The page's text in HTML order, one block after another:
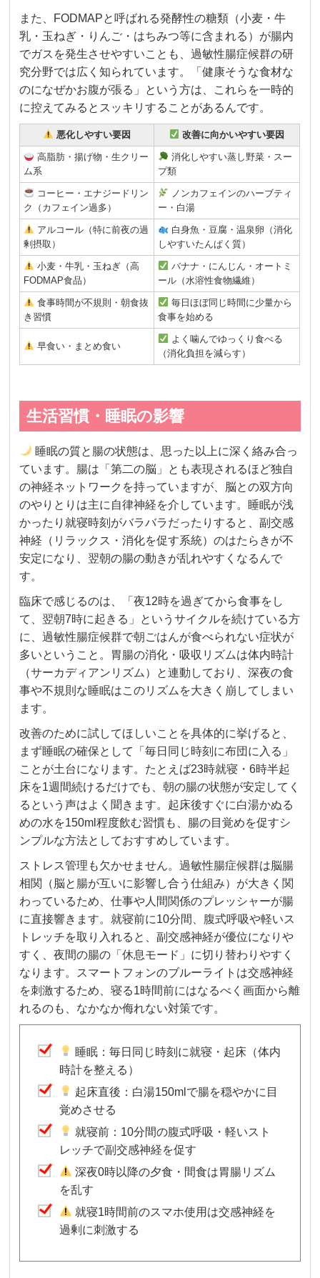
また、FODMAPと呼ばれる発酵性の糖類（小麦・牛
乳・玉ねぎ・りんご・はちみつ等に含まれる）が腸内
でガスを発生させやすいことも、過敏性腸症候群の研
究分野では広く知られています。「健康そうな食材な
のになぜかお腹が張る」という方は、これらを一時的
に控えてみるとスッキリすることがあるんです。
悪化しやすい要因 改善に向かいやすい要因
高脂肪・揚げ物・生クリー
ム系
消化しやすい蒸し野菜・スー
プ類
コーヒー・エナジードリン
ク（カフェイン過多）
ノンカフェインのハーブティ
ー・白湯
アルコール（特に前夜の過
剰摂取）
白身魚・豆腐・温泉卵（消化
しやすいたんぱく質）
小麦・牛乳・玉ねぎ（高
FODMAP食品）
バナナ・にんじん・オートミ
ール（水溶性食物繊維）
食事時間が不規則・朝食抜
き習慣
毎日ほぼ同じ時間に少量から
食事を始める
早食い・まとめ食い
よく噛んでゆっくり食べる
（消化負担を減らす）
生活習慣・睡眠の影響
睡眠の質と腸の状態は、思った以上に深く絡み合っ
ています。腸は「第二の脳」とも表現されるほど独自
の神経ネットワークを持っていますが、脳との双方向
のやりとりは主に自律神経を介しています。睡眠が浅
かったり就寝時刻がバラバラだったりすると、副交感
神経（リラックス・消化を促す系統）のはたらきが不
安定になり、翌朝の腸の動きが乱れやすくなるんで
す。
臨床で感じるのは、「夜12時を過ぎてから食事をし
て、翌朝7時に起きる」というサイクルを続けている方
に、過敏性腸症候群で朝ごはんが食べられない症状が
多いということ。胃腸の消化・吸収リズムは体内時計
（サーカディアンリズム）と連動しており、深夜の食
事や不規則な睡眠はこのリズムを大きく崩してしまい
ます。
改善のために試してほしいことを具体的に挙げると、
まず睡眠の確保として「毎日同じ時刻に布団に入る」
ことが土台になります。たとえば23時就寝・6時半起
床を1週間続けるだけでも、朝の腸の状態が安定してく
るという声はよく聞きます。起床後すぐに白湯かぬる
めの水を150ml程度飲む習慣も、腸の目覚めを促すシ
ンプルな方法としておすすめしています。
ストレス管理も欠かせません。過敏性腸症候群は脳腸
相関（脳と腸が互いに影響し合う仕組み）が大きく関
わっているため、仕事や人間関係のプレッシャーが腸
に直接響きます。就寝前に10分間、腹式呼吸や軽いス
トレッチを取り入れると、副交感神経が優位になりや
すく、夜間の腸の「休息モード」に切り替わりやすく
なります。スマートフォンのブルーライトは交感神経
を刺激するため、寝る1時間前にはなるべく画面から離
れるのも、なかなか侮れない対策です。
睡眠：毎日同じ時刻に就寝・起床（体内
時計を整える）
起床直後：白湯150mlで腸を穏やかに目
覚めさせる
就寝前：10分間の腹式呼吸・軽いスト
レッチで副交感神経を促す
深夜0時以降の夕食・間食は胃腸リズム
を乱す
就寝1時間前のスマホ使用は交感神経を
過剰に刺激する